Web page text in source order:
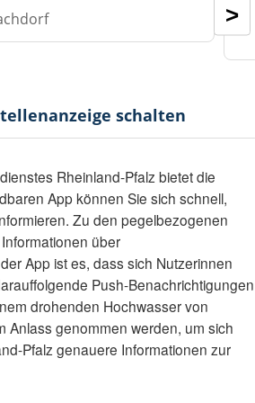
>
schalten
Rheinland-Pfalz bietet die
App können Sie sich schnell,
Zu den pegelbezogenen
über
App ist es, dass sich Nutzerinnen
Push-Benachrichtigungen
drohenden Hochwasser von
Anlass genommen werden, um sich
Pfalz genauere Informationen zur